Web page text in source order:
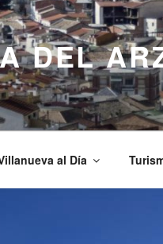
DEL
al Día